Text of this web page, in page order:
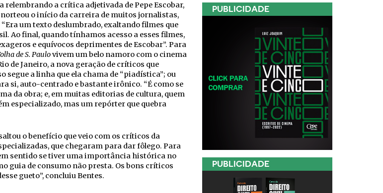
relembrando a crítica adjetivada de Pepe Escobar,
norteou o início da carreira de muitos jornalistas,
um texto deslumbrado, exaltando filmes que
Ao final, quando tínhamos acesso a esses filmes,
e equívocos deprimentes de Escobar”. Para
de S. Paulovivem um belo namoro com o cinema
de Janeiro, a nova geração de críticos que
segue a linha que ela chama de “piadística”; ou
si, auto-centrado e bastante irônico. “É como se
da obra; e, em muitas editorias de cultura, quem
especializado, mas um repórter que quebra
o benefício que veio com os críticos da
que chegaram para dar fôlego. Para
sentido se tiver uma importância histórica no
guia de consumo não presta. Os bons críticos
gueto”, concluiu Bentes.
PUBLICIDADE
PUBLICIDADE